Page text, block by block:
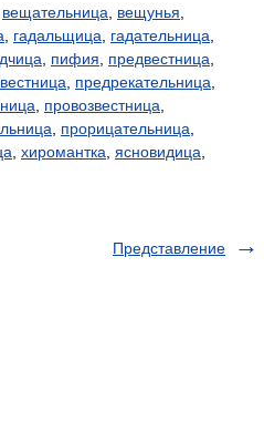
вещательница вещунья
гадальщица гадательница
пифия предвестница
предрекательница
провозвестница
прорицательница
хиромантка ясновидица
Представление